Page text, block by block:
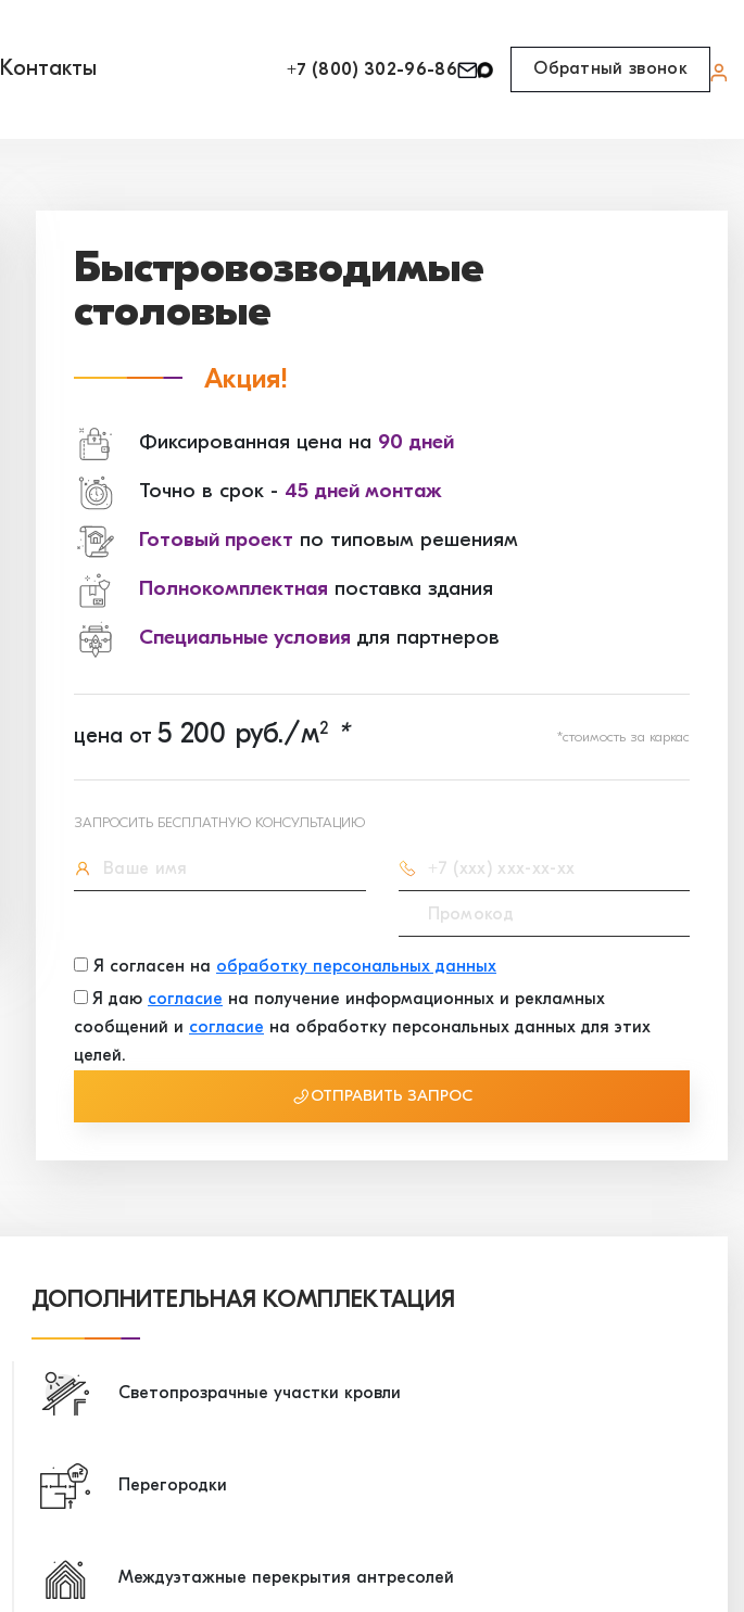
Контакты +7 (800) 302-96-86 Обратный звонок
Быстровозводимые
столовые
Акция!
Фиксированная цена на 90 дней
Точно в срок - 45 дней монтаж
Готовый проект по типовым решениям
Полнокомплектная поставка здания
Специальные условия для партнеров
цена от 5 200 руб./м2 * *стоимость за каркас
ЗАПРОСИТЬ БЕСПЛАТНУЮ КОНСУЛЬТАЦИЮ
Я согласен на обработку персональных данных
Я даю согласие на получение информационных и рекламных
сообщений и согласие на обработку персональных данных для этих
целей.
ОТПРАВИТЬ ЗАПРОС
ДОПОЛНИТЕЛЬНАЯ КОМПЛЕКТАЦИЯ
Светопрозрачные участки кровли
Перегородки
Междуэтажные перекрытия антресолей